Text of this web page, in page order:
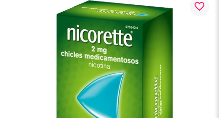
favorite_border